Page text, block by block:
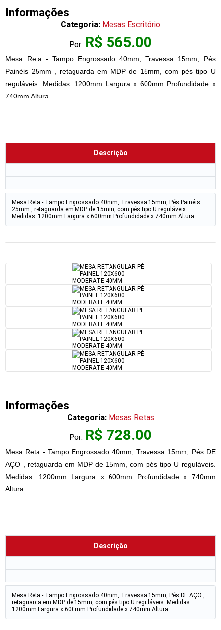
Informações
Categoria: Mesas Escritório
Por: R$ 565.00
Mesa Reta - Tampo Engrossado 40mm, Travessa 15mm, Pés
Painéis 25mm , retaguarda em MDP de 15mm, com pés tipo U
reguláveis. Medidas: 1200mm Largura x 600mm Profundidade x
740mm Altura.
Descrição
Mesa Reta - Tampo Engrossado 40mm, Travessa 15mm, Pés Painéis
25mm , retaguarda em MDP de 15mm, com pés tipo U reguláveis.
Medidas: 1200mm Largura x 600mm Profundidade x 740mm Altura.
Informações
Categoria: Mesas Retas
Por: R$ 728.00
Mesa Reta - Tampo Engrossado 40mm, Travessa 15mm, Pés DE
AÇO , retaguarda em MDP de 15mm, com pés tipo U reguláveis.
Medidas: 1200mm Largura x 600mm Profundidade x 740mm
Altura.
Descrição
Mesa Reta - Tampo Engrossado 40mm, Travessa 15mm, Pés DE AÇO ,
retaguarda em MDP de 15mm, com pés tipo U reguláveis. Medidas:
1200mm Largura x 600mm Profundidade x 740mm Altura.